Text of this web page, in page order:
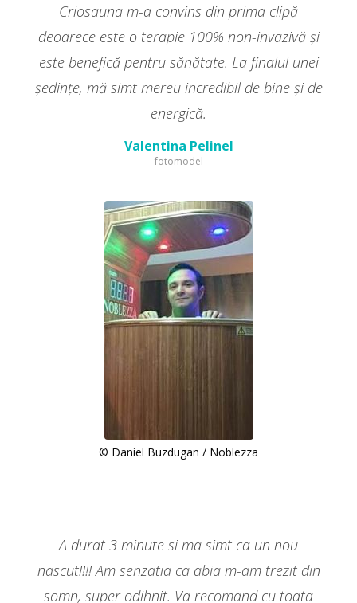
Criosauna m-a convins din prima clipă
deoarece este o terapie 100% non-invazivă şi
este benefică pentru sănătate. La finalul unei
şedinţe, mă simt mereu incredibil de bine şi de
energică.
Valentina Pelinel
fotomodel
© Daniel Buzdugan / Noblezza
A durat 3 minute si ma simt ca un nou
nascut!!!! Am senzatia ca abia m-am trezit din
somn, super odihnit. Va recomand cu toata